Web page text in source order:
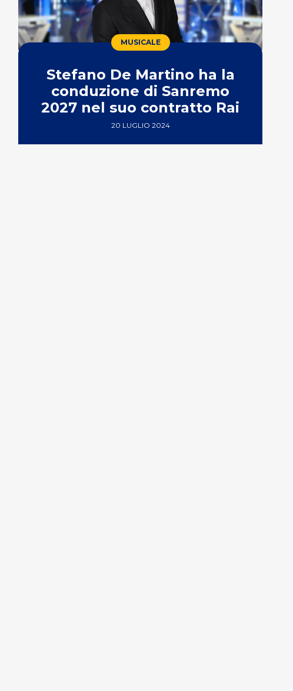
MUSICALE
Stefano De Martino ha la
conduzione di Sanremo
2027 nel suo contratto Rai
20 LUGLIO 2024